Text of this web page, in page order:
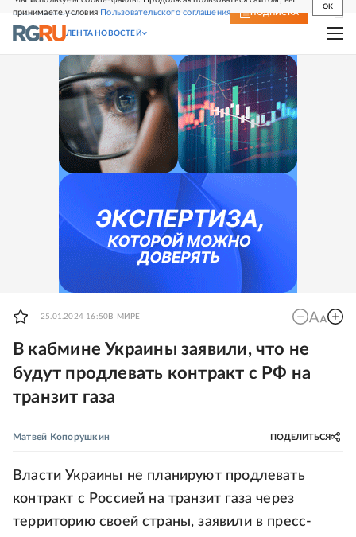
принимаете условия Пользовательского соглашения
OK
СВЕЖИЙ НОМЕР ПОДПИСКА
ЛЕНТА НОВОСТЕЙ
25.01.2024 16:50 В МИРЕ
В кабмине Украины заявили, что не
будут продлевать контракт с РФ на
транзит газа
Матвей Копорушкин ПОДЕЛИТЬСЯ
Власти Украины не планируют продлевать
контракт с Россией на транзит газа через
территорию своей страны, заявили в пресс-